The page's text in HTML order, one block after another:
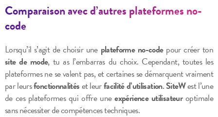
Comparaison avec d’autres plateformes no-
code
Lorsqu’il s’agit de choisir une plateforme no-codepour créer ton
site de mode, tu as l’embarras du choix. Cependant, toutes les
plateformes ne se valent pas, et certaines se démarquent vraiment
par leursfonctionnalitéset leurfacilité d’utilisation.SiteWest l’une
de ces plateformes qui offre uneexpérience utilisateuroptimale
sans nécessiter de compétences techniques.